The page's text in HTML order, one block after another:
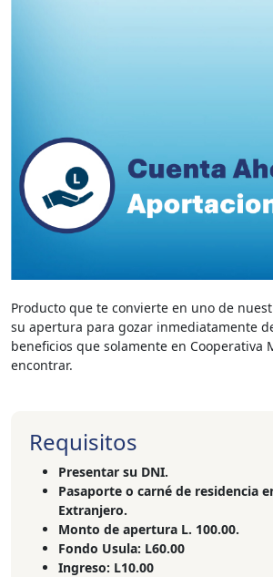
Producto que te convierte en uno de
su apertura para gozar inmediatamente
beneficios que solamente en Cooperativa
encontrar.
Requisitos
Presentar su DNI.
Pasaporte o carné de residencia
Extranjero.
Monto de apertura L. 100.00.
Fondo Usula: L60.00
Ingreso: L10.00